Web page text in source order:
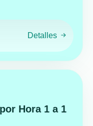
Detalles
Hora 1 a 1